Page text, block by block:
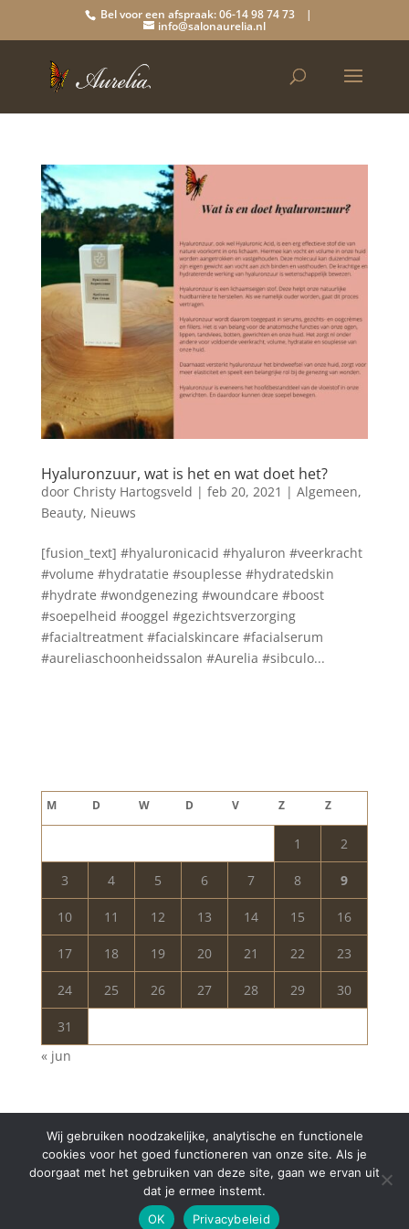
Bel voor een afspraak: 06-14 98 74 73 |
info@salonaurelia.nl
Hyaluronzuur, wat is het en wat doet het?
door Christy Hartogsveld | feb 20, 2021 | Algemeen,
Beauty, Nieuws
[fusion_text] #hyaluronicacid #hyaluron #veerkracht
#volume #hydratatie #souplesse #hydratedskin
#hydrate #wondgenezing #woundcare #boost
#soepelheid #ooggel #gezichtsverzorging
#facialtreatment #facialskincare #facialserum
#aureliaschoonheidssalon #Aurelia #sibculo...
M D W D V Z Z
1 2
3 4 5 6 7 8 9
10 11 12 13 14 15 16
17 18 19 20 21 22 23
24 25 26 27 28 29 30
31
« jun
Copyright © 2024 Aurelia Schoonheidssalon | All
Rights Reserved | WebdesignAppdsgn
Wij gebruiken noodzakelijke, analytische en functionele
cookies voor het goed functioneren van onze site. Als je
doorgaat met het gebruiken van deze site, gaan we ervan uit
dat je ermee instemt.
OK
Privacybeleid